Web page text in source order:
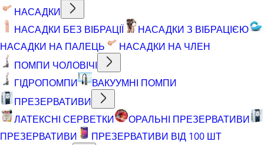
НАСАДКИ
НАСАДКИ БЕЗ ВІБРАЦІЇ
НАСАДКИ З ВІБРАЦІЄЮ
НАСАДКИ НА ПАЛЕЦЬ
НАСАДКИ НА ЧЛЕН
ПОМПИ ЧОЛОВІЧІ
ГІДРОПОМПИ
ВАКУУМНІ ПОМПИ
ПРЕЗЕРВАТИВИ
ЛАТЕКСНІ СЕРВЕТКИ
ОРАЛЬНІ ПРЕЗЕРВАТИВИ
ПРЕЗЕРВАТИВИ
ПРЕЗЕРВАТИВИ ВІД 100 ШТ